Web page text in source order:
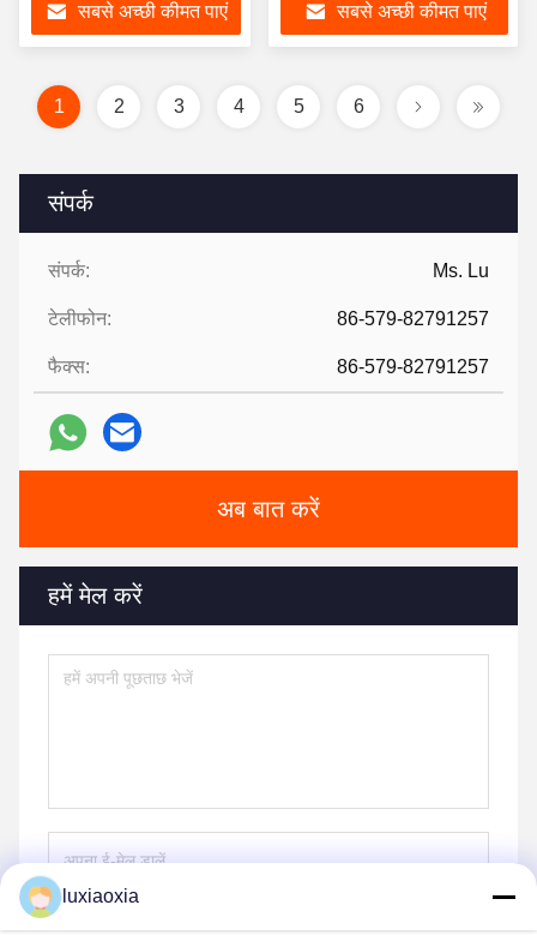
संपर्क
संपर्क: Ms. Lu
टेलीफोन: 86-579-82791257
फैक्स: 86-579-82791257
अब बात करें
हमें मेल करें
सबसे अच्छी कीमत पाएं सबसे अच्छी कीमत पाएं
1 2 3 4 5 6
luxiaoxia